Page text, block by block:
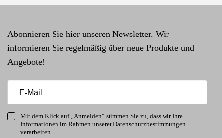
Abonnieren Sie hier unseren Newsletter. Wir
informieren Sie regelmäßig über neue Produkte und
Angebote!
Mit dem Klick auf „Anmelden“ stimmen Sie zu, dass wir Ihre
Informationen im Rahmen unserer Datenschutzbestimmungen
verarbeiten.